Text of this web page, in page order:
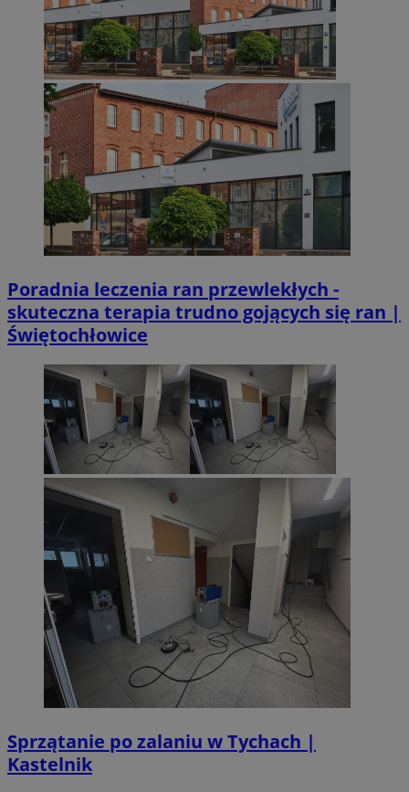
Poradnia leczenia ran przewlekłych -
skuteczna terapia trudno gojących się ran |
Świętochłowice
Sprzątanie po zalaniu w Tychach |
Kastelnik